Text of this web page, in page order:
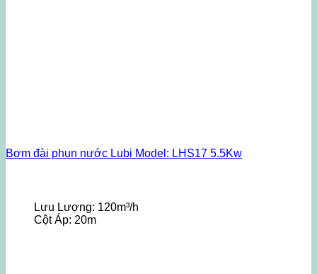
Bơm đài phun nước Lubi Model: LHS17 5.5Kw
Lưu Lượng: 120m³/h
Cột Áp: 20m